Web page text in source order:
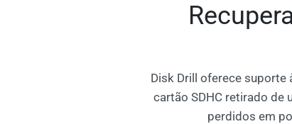
Disk Drill oferece suporte
cartão SDHC retirado de
perdidos em